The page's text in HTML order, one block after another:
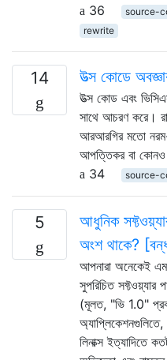
36
source-
rewrite
14 উত্স কোডে
উত্স কোড এবং
সাথে আচরণ করে।
আরআরগির মতো নরম-
আপত্তিকর বা কোনও
34
source-
5
আধুনিক
অংশ থাকে?
আপনারা অনেকেই
সুপরিচিত
(মূলত, "ভি 1.0"
লিনাক্স ইত্যাদিতে